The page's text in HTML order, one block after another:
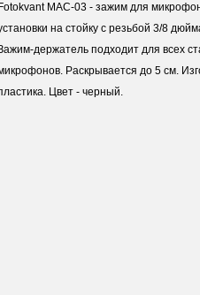
Fotokvant MAC-03 - зажим для
на стойку c резьбой 3/8
держатель подходит для всех
Раскрывается до 5 см.
Цвет - черный.